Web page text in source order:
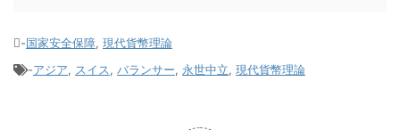
-国家安全保障, 現代貨幣理論
-アジア, スイス, バランサー, 永世中立, 現代貨幣理論